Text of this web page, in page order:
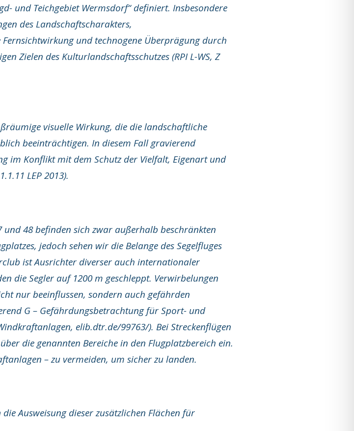
und Teichgebiet Wermsdorf“ definiert. Insbesondere
des Landschaftscharakters,
und technogene Überprägung durch
Zielen des Kulturlandschaftsschutzes (RPI L-WS, Z
visuelle Wirkung, die die landschaftliche
beeinträchtigen. In diesem Fall gravierend
im Konflikt mit dem Schutz der Vielfalt, Eigenart und
LEP 2013).
und 48 befinden sich zwar außerhalb beschränkten
jedoch sehen wir die Belange des Segelfluges
ist Ausrichter diverser auch internationaler
die Segler auf 1200 m geschleppt. Verwirbelungen
nur beeinflussen, sondern auch gefährden
G – Gefährdungsbetrachtung für Sport- und
elib.dtr.de/99763/). Bei Streckenflügen
die genannten Bereiche in den Flugplatzbereich ein.
– zu vermeiden, um sicher zu landen.
Ausweisung dieser zusätzlichen Flächen für